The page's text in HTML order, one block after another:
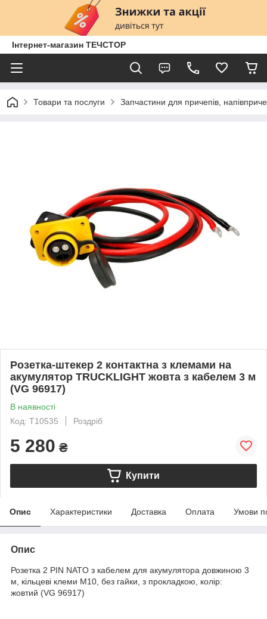
Інтернет-магазин ТЕЧСТОР
Товари та послуги Запчастини для причепів,
Розетка-штекер 2 контактна з клемами на
акумулятор TRUCKLIGHT жовта з кабелем 3 м
(VG 96917)
В наявності
Код: T10535
Роздріб
5 280 ₴
Купити
Опис Характеристики Доставка Оплата Умови
Опис
Розетка 2 PIN NATO з кабелем для акумулятора довжиною 3
м, кільцеві клеми М10, без гайки, з прокладкою, колір:
жовтий (VG 96917)